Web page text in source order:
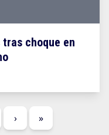
choque en
› »